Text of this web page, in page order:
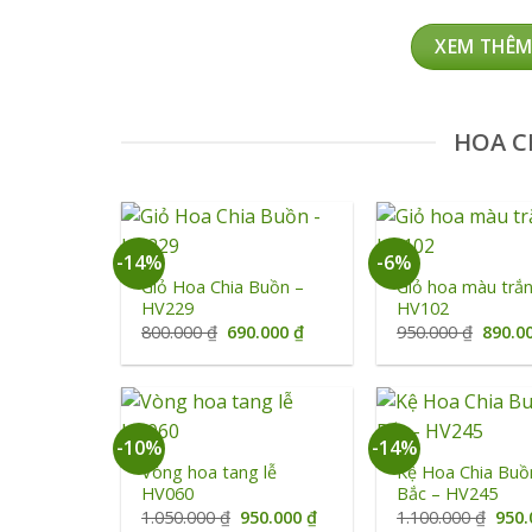
XEM
HOA
-14%
+
Giỏ Hoa Chia Buồn –
HV229
800.000₫ Giá
là:
690.000₫Giá
tại
690.000 ₫.
-6%
+
Giỏ hoa màu
HV102
950.000₫ Giá
là:
-10%
+
Vòng hoa tang lễ
HV060
1.050.000₫ Giá
950.000₫Giá
-14%
+
Kệ Hoa Chia
Bắc – HV245
1.100.000₫ Giá